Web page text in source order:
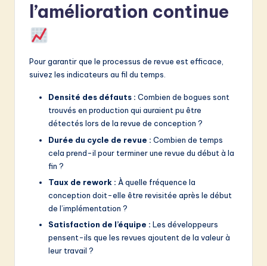
l’amélioration continue
Pour garantir que le processus de revue est efficace,
suivez les indicateurs au fil du temps.
Densité des défauts : Combien de bogues sont
trouvés en production qui auraient pu être
détectés lors de la revue de conception ?
Durée du cycle de revue : Combien de temps
cela prend-il pour terminer une revue du début à la
fin ?
Taux de rework : À quelle fréquence la
conception doit-elle être revisitée après le début
de l’implémentation ?
Satisfaction de l’équipe : Les développeurs
pensent-ils que les revues ajoutent de la valeur à
leur travail ?